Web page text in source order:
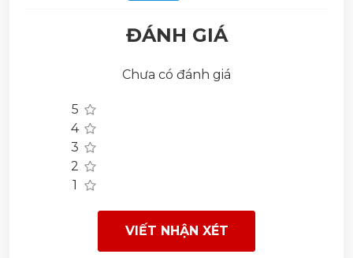
ĐÁNH GIÁ
Chưa có đánh giá
5
4
3
2
1
VIẾT NHẬN XÉT